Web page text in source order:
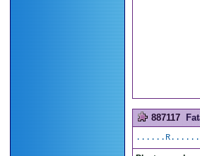
887117